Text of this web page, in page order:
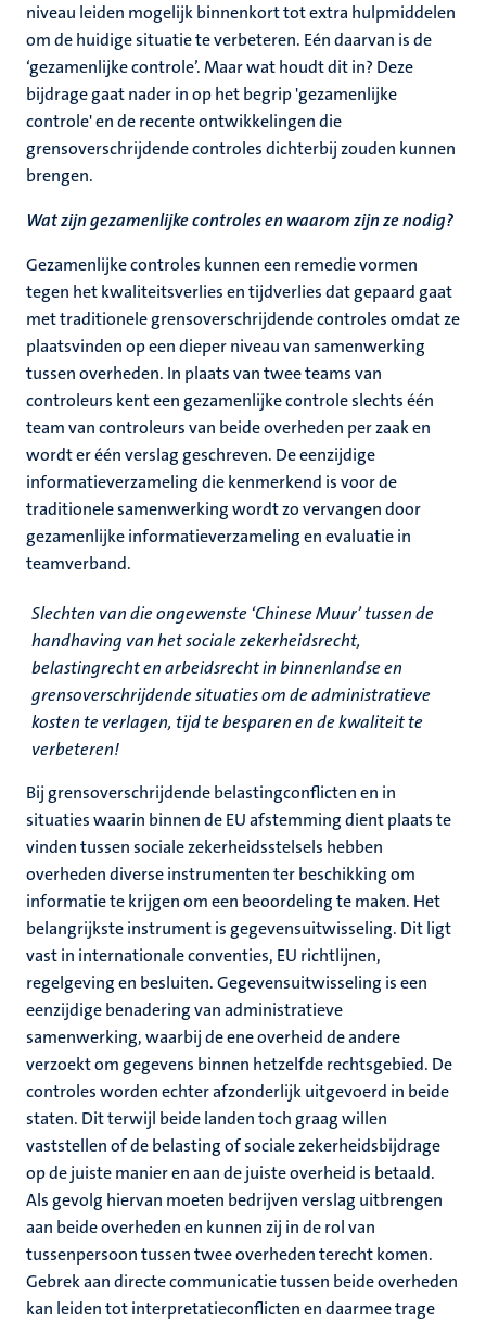
niveau leiden mogelijk binnenkort tot extra hulpmiddelen
om de huidige situatie te verbeteren. Eén daarvan is de
‘gezamenlijke controle’. Maar wat houdt dit in? Deze
bijdrage gaat nader in op het begrip 'gezamenlijke
controle' en de recente ontwikkelingen die
grensoverschrijdende controles dichterbij zouden kunnen
brengen.
Wat zijn gezamenlijke controles en waarom zijn ze nodig?
Gezamenlijke controles kunnen een remedie vormen
tegen het kwaliteitsverlies en tijdverlies dat gepaard gaat
met traditionele grensoverschrijdende controles omdat ze
plaatsvinden op een dieper niveau van samenwerking
tussen overheden. In plaats van twee teams van
controleurs kent een gezamenlijke controle slechts één
team van controleurs van beide overheden per zaak en
wordt er één verslag geschreven. De eenzijdige
informatieverzameling die kenmerkend is voor de
traditionele samenwerking wordt zo vervangen door
gezamenlijke informatieverzameling en evaluatie in
teamverband.
Slechten van die ongewenste ‘Chinese Muur’ tussen de
handhaving van het sociale zekerheidsrecht,
belastingrecht en arbeidsrecht in binnenlandse en
grensoverschrijdende situaties om de administratieve
kosten te verlagen, tijd te besparen en de kwaliteit te
verbeteren!
Bij grensoverschrijdende belastingconflicten en in
situaties waarin binnen de EU afstemming dient plaats te
vinden tussen sociale zekerheidsstelsels hebben
overheden diverse instrumenten ter beschikking om
informatie te krijgen om een beoordeling te maken. Het
belangrijkste instrument is gegevensuitwisseling. Dit ligt
vast in internationale conventies, EU richtlijnen,
regelgeving en besluiten. Gegevensuitwisseling is een
eenzijdige benadering van administratieve
samenwerking, waarbij de ene overheid de andere
verzoekt om gegevens binnen hetzelfde rechtsgebied. De
controles worden echter afzonderlijk uitgevoerd in beide
staten. Dit terwijl beide landen toch graag willen
vaststellen of de belasting of sociale zekerheidsbijdrage
op de juiste manier en aan de juiste overheid is betaald.
Als gevolg hiervan moeten bedrijven verslag uitbrengen
aan beide overheden en kunnen zij in de rol van
tussenpersoon tussen twee overheden terecht komen.
Gebrek aan directe communicatie tussen beide overheden
kan leiden tot interpretatieconflicten en daarmee trage